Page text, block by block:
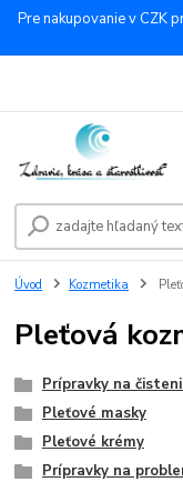
Pre nakupovanie v CZK
Úvod Kozmetika
Pleťová
Prípravky na
Pleťové masky
Pleťové krémy
Prípravky na